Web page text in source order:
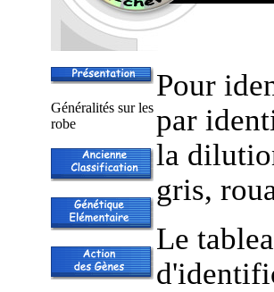
Généralités sur les
robe
Pour
par
la
gris,
Le